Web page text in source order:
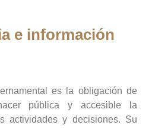
e información
es la obligación de
pública y accesible la
actividades y decisiones. Su